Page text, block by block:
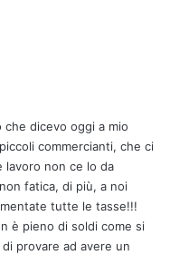
dicevo oggi a mio
commercianti, che ci
lavoro non ce lo da
fatica, di più, a noi
tutte le tasse!!!
è pieno di soldi come si
provare ad avere un